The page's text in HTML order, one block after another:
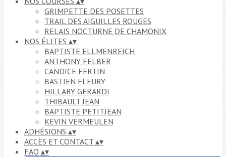
GRIMPETTE DES POSETTES
TRAIL DES AIGUILLES ROUGES
RELAIS NOCTURNE DE CHAMONIX
NOS ÉLITES ▴▾
BAPTISTE ELLMENREICH
ANTHONY FELBER
CANDICE FERTIN
BASTIEN FLEURY
HILLARY GERARDI
THIBAULT JEAN
BAPTISTE PETITJEAN
KEVIN VERMEULEN
ADHÉSIONS ▴▾
ACCÈS ET CONTACT ▴▾
FAQ ▴▾